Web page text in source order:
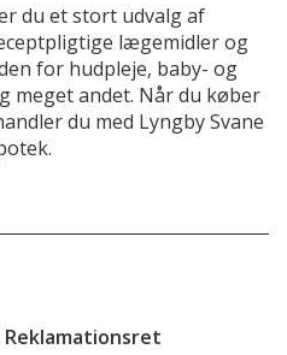
du et stort udvalg af
lægemidler og
for hudpleje, baby- og
meget andet. Når du køber
du med Lyngby Svane
Reklamationsret